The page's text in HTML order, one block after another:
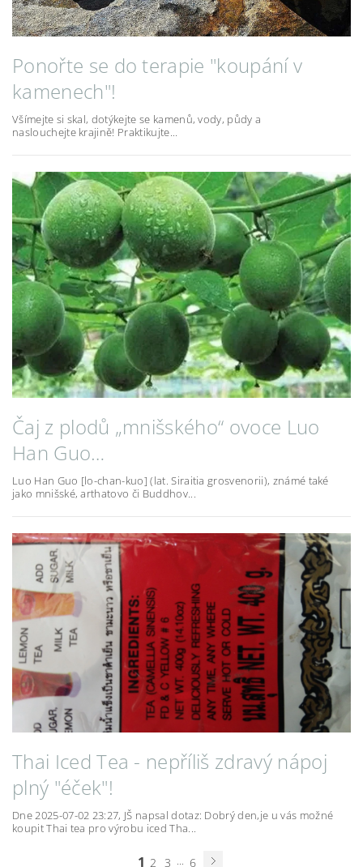
Ponořte se do terapie "koupání v
kamenech"!
Všímejte si skal, dotýkejte se kamenů, vody, půdy a
naslouchejte krajině! Praktikujte...
Čaj z plodů „mnišského“ ovoce Luo
Han Guo…
Luo Han Guo [lo-chan-kuo] (lat. Siraitia grosvenorii), známé také
jako mnišské, arthatovo či Buddhov...
Thai Iced Tea - nepříliš zdravý nápoj
plný "éček"!
Dne 2025-07-02 23:27, JŠ napsal dotaz: Dobrý den,je u vás možné
koupit Thai tea pro výrobu iced Tha...
1 2 3 ... 6